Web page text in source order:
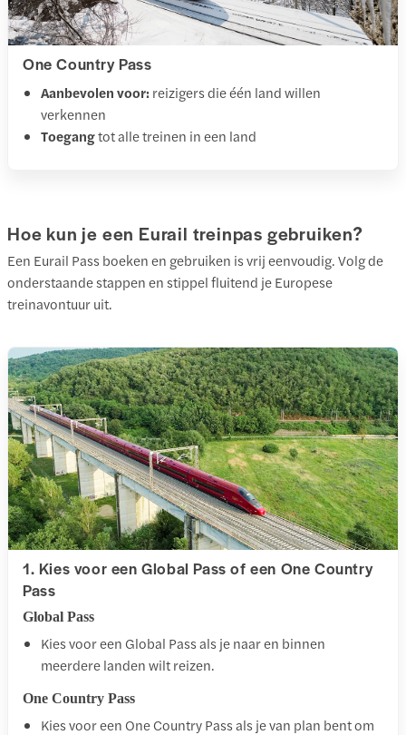
One Country Pass
Aanbevolen voor: reizigers die één land willen
verkennen
Toegangtot alle treinen in een land
Hoe kun je een Eurail treinpas gebruiken?
Een Eurail Pass boeken en gebruiken is vrij eenvoudig. Volg de
onderstaande stappen en stippel fluitend je Europese
treinavontuur uit.
1. Kies voor een Global Pass of een One Country
Pass
Global Pass
Kies voor een Global Pass als je naar en binnen
meerdere landen wilt reizen.
One Country Pass
Kies voor een One Country Pass als je van plan bent om